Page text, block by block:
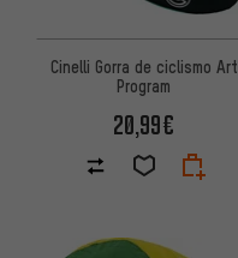
Cinelli Gorra de ciclismo Art
Program
20,99€